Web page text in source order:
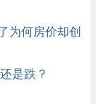
为何房价却创
是跌？